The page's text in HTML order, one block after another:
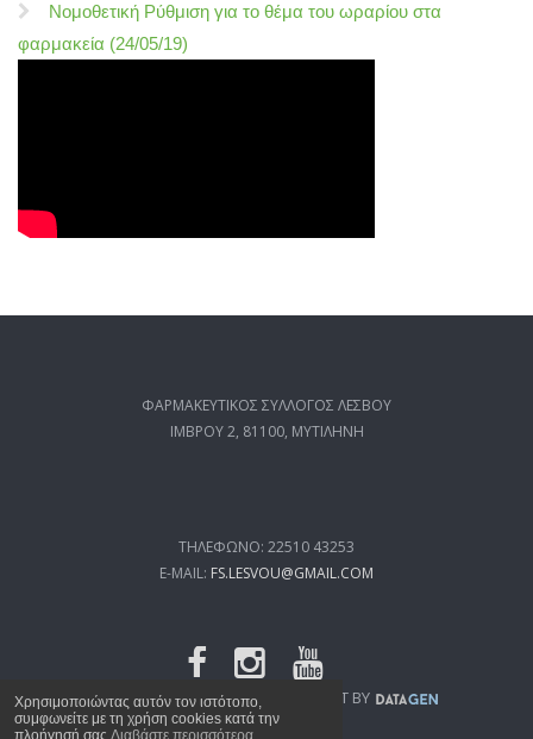
Χρησιμοποιώντας αυτόν τον ιστότοπο,
συμφωνείτε με τη χρήση cookies κατά την
Νομοθετική Ρύθμιση για το θέμα του ωραρίου στα
φαρμακεία (24/05/19)
ΦΑΡΜΑΚΕΥΤΙΚΟΣ ΣΥΛΛΟΓΟΣ ΛΕΣΒΟΥ
ΙΜΒΡΟΥ 2, 81100, ΜΥΤΙΛΗΝΗ
ΤΗΛΕΦΩΝΟ: 22510 43253
E-MAIL: FS.LESVOU@GMAIL.COM
FSL.GR© 2019 WEB DEVELOPMENT BY